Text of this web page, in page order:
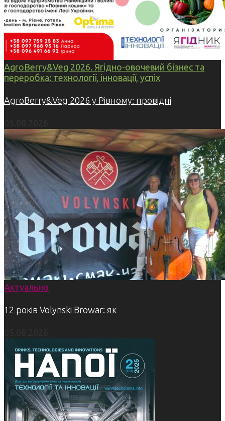
AgroBerry&Veg 2026. Ягідно-овочевий бізнес та
переробка: технології, інновації, успіх
AgroBerry&Veg 2026 у Рівному: провідні
Актуально
12 років Volynski Browar: як